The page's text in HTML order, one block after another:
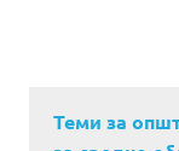
Теми за